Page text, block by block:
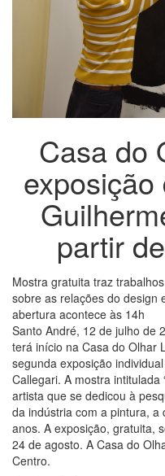
Casa do
partir
Mostra gratuita traz
sobre as relações do design
abertura acontece às 14h
Santo André, 12 de julho de
terá início na Casa do Olhar
segunda exposição
Callegari. A mostra intitulada
artista que se dedicou à
da indústria com a pintura, a
anos. A exposição, gratuita,
24 de agosto. A Casa do
Centro.